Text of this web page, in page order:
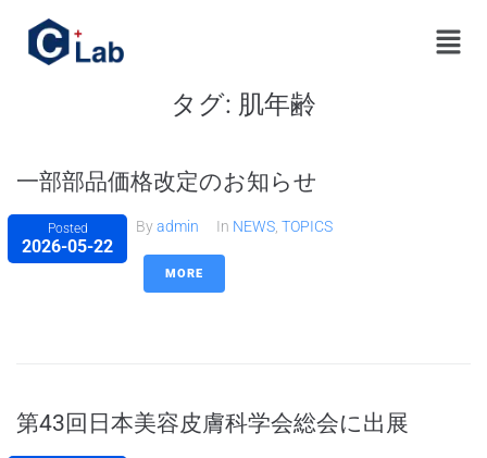
タグ: 肌年齢
一部部品価格改定のお知らせ
Byadmin In NEWS TOPICS
Posted
2026-05-22
MORE
第43回日本美容皮膚科学会総会に出展